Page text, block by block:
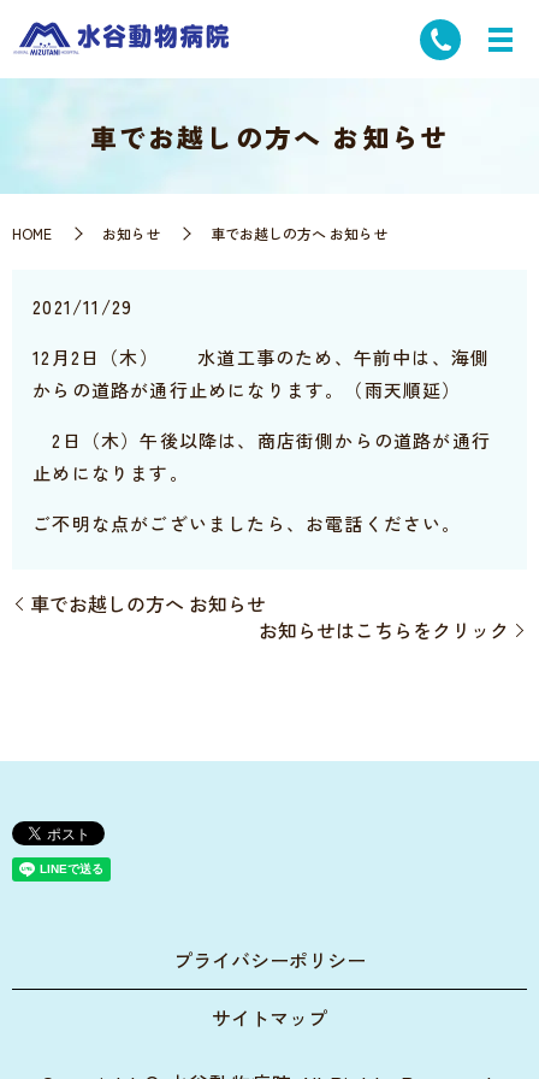
車でお越しの方へ お知らせ
HOME お知らせ 車でお越しの方へ お知らせ
2021/11/29
12月2日（木） 水道工事のため、午前中は、海側
からの道路が通行止めになります。（雨天順延）
2日（木）午後以降は、商店街側からの道路が通行
止めになります。
ご不明な点がございましたら、お電話ください。
車でお越しの方へ お知らせ
お知らせはこちらをクリック
プライバシーポリシー
サイトマップ